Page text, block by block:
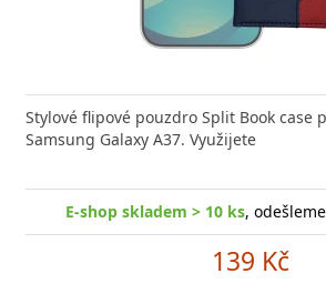
Stylové flipové pouzdro Split Book case
Samsung Galaxy A37. Využijete
E-shop skladem > 10 ks,
139 Kč